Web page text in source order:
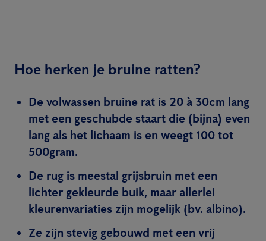
Hoe herken je bruine ratten?
De volwassen bruine rat is 20 à 30cm lang
met een geschubde staart die (bijna) even
lang als het lichaam is en weegt 100 tot
500gram.
De rug is meestal grijsbruin met een
lichter gekleurde buik, maar allerlei
kleurenvariaties zijn mogelijk (bv. albino).
Ze zijn stevig gebouwd met een vrij